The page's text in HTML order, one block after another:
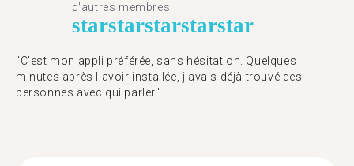
d'autres membres.
starstarstarstarstar
"C'est mon appli préférée, sans hésitation. Quelques
minutes après l'avoir installée, j'avais déjà trouvé des
personnes avec qui parler."